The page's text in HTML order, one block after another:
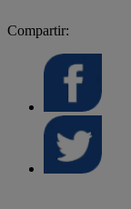
Compartir: